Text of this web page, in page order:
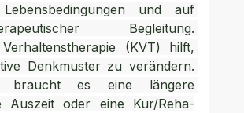
und auf
Begleitung.
Verhaltenstherapie (KVT) hilft,
Denkmuster zu verändern.
braucht es eine längere
Auszeit oder eine Kur/Reha-